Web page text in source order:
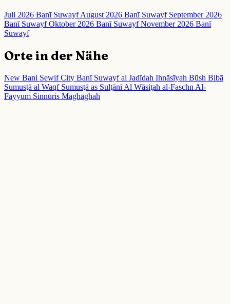
Juli 2026 Banī SuwayfAugust 2026 Banī Suwayf September 2026
Banī SuwayfOktober 2026 Banī SuwayfNovember 2026 Banī
Suwayf
Orte in der Nähe
New Bani Sewif City Banī Suwayf al Jadīdah Ihnāsīyah Būsh Bibā
Sumusţā al Waqf Sumusţā as SulţānīAl Wāsiţah al-Faschn Al-
Fayyum Sinnūris Maghāghah